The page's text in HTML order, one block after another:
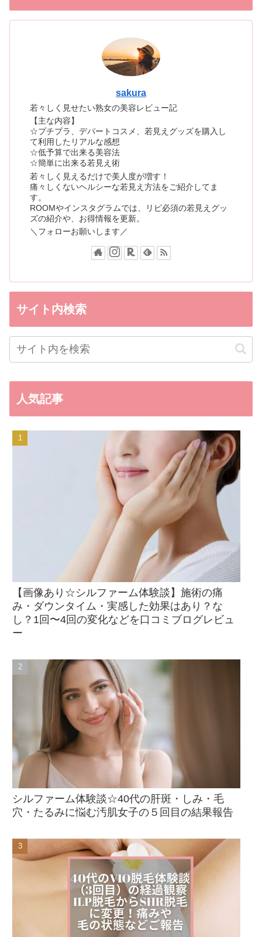
sakura
若々しく見せたい熟女の美容レビュー記
【主な内容】
☆プチプラ、デパートコスメ、若見えグッズを購入し
て利用したリアルな感想
☆低予算で出来る美容法
☆簡単に出来る若見え術
若々しく見えるだけで美人度が増す！
痛々しくないヘルシーな若見え方法をご紹介してま
す。
ROOMやインスタグラムでは、リピ必須の若見えグッ
ズの紹介や、お得情報を更新。
＼フォローお願いします／
サイト内検索
人気記事
【画像あり☆シルファーム体験談】施術の痛
み・ダウンタイム・実感した効果はあり？な
し？1回〜4回の変化などを口コミブログレビュ
ー
シルファーム体験談☆40代の肝斑・しみ・毛
穴・たるみに悩む汚肌女子の５回目の結果報告